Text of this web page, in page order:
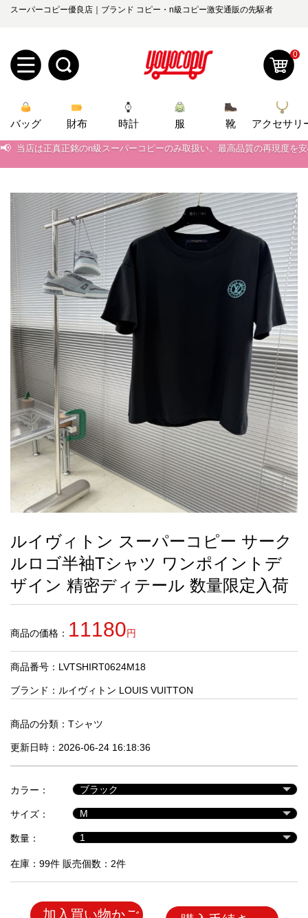
スーパーコピー優良店｜ブランド コピー・n級コピー激安通販の先駆者
規
ユ
ザ
ー
登
録
ロ
グ
ン
オ
ダ
ー
管
理
知
ら
せ
yoyocopys@gmail.com
2026人気特集
バッグ
財布
時計
服
ズボン
衣装セット
靴
住まい用品
アクセサリー
ベルト
スカーフ
アイフォーンケ
ース
小物
品
お
す
す
め
商
人
気
商
セ
ル
品
0
バッグ 財布 時計 服 靴
アクセサリ
当店は正真正銘のn級スーパーコピーのみ取扱い。最高品質の再現度を
2026春の新作続々更新中！期間中のご注文でお得な割引をご利用いただ
新作入荷！ルイ・ヴィトンスーパーコピー バッグ最新モデルが登場。
ルイヴィトン スーパーコピー サーク
ルロゴ半袖Tシャツ ワンポイントデ
ザイン 精密ディテール 数量限定入荷
商品の価格： 11180円
商品番号：LVTSHIRT0624M18
ブランド： ルイヴィトン LOUIS VUITTON
商品の分類： Tシャツ
更新日時：2026-06-24 16:18:36
カラー：
サイズ：
数量：
在庫：99件 販売個数：2件
加入買い物かご